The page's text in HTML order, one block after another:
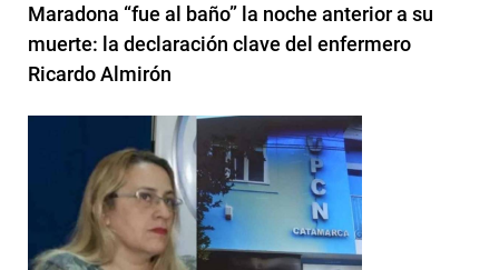
Maradona “fue al baño” la noche anterior a su
muerte: la declaración clave del enfermero
Ricardo Almirón